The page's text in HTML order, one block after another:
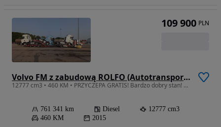
Volvo FM z zabudową ROLFO (Autotransporter)
12777 cm3 • 460 KM • PRZYCZEPA GRATIS! Bardzo dobry stan! Serwisowany do końca!
761 341 km Diesel
12777 cm3
460 KM
2015
109 900 PLN